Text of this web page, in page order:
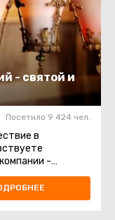
- святой и
Посетило 9 424 чел.
в
-
бутылочка воды и сувенир! Маршрут начнется ...